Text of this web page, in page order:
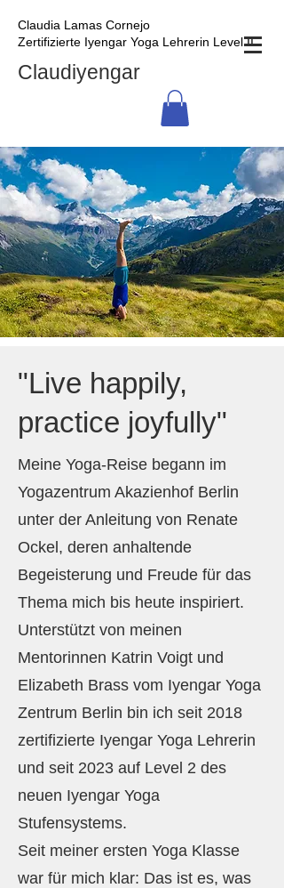
Claudia Lamas Cornejo
Zertifizierte Iyengar Yoga Lehrerin Level II
Claudiyengar
"Live happily,
practice joyfully"
Meine Yoga-Reise begann im
Yogazentrum Akazienhof Berlin
unter der Anleitung von Renate
Ockel, deren anhaltende
Begeisterung und Freude für das
Thema mich bis heute inspiriert.
Unterstützt von meinen
Mentorinnen Katrin Voigt und
Elizabeth Brass vom Iyengar Yoga
Zentrum Berlin bin ich seit 2018
zertifizierte Iyengar Yoga Lehrerin
und seit 2023 auf Level 2 des
neuen Iyengar Yoga
Stufensystems.
Seit meiner ersten Yoga Klasse
war für mich klar: Das ist es, was